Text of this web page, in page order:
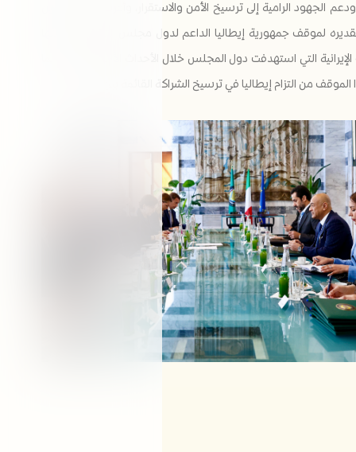
الجهود الرامية إلى ترسيخ الأمن والاستقرار، وأعرب معالي الأمين
لموقف جمهورية إيطاليا الداعم لدول مجلس التعاون، وإدانتها
الإيرانية التي استهدفت دول المجلس خلال الأحداث الأخيرة، مشيداً بما
من التزام إيطاليا في ترسيخ الشراكة القائمة بين الجانبين.